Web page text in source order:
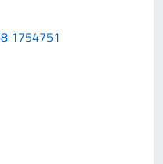
1754751